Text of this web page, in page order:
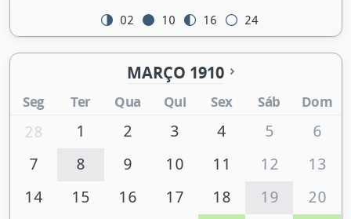
02 10 16 24
MARÇO 1910
Seg Ter Qua Qui Sex Sáb Dom
28 1 2 3 4 5
6
7
8 9 10 11 12
13
14
15 16 17 18 19
20